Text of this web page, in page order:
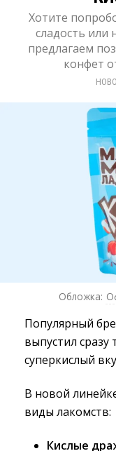
Хотите
сладость или
предлагаем
конфет
Обложка:
Популярный
выпустил
суперкислый
В новой
виды лакомств:
Кислые